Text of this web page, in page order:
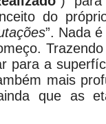
do
”. Nada
para a
mais
que as